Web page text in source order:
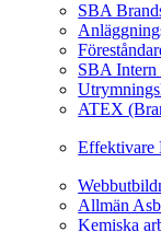
SBA
SBA Intern
ATEX
Effektivare
Allmän
Kemiska